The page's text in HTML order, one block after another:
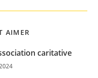
AIMER
caritative